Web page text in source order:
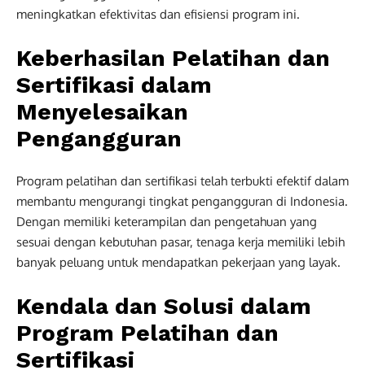
meningkatkan efektivitas dan efisiensi program ini.
Keberhasilan Pelatihan dan
Sertifikasi dalam
Menyelesaikan
Pengangguran
Program pelatihan dan sertifikasi telah terbukti efektif dalam
membantu mengurangi tingkat pengangguran di Indonesia.
Dengan memiliki keterampilan dan pengetahuan yang
sesuai dengan kebutuhan pasar, tenaga kerja memiliki lebih
banyak peluang untuk mendapatkan pekerjaan yang layak.
Kendala dan Solusi dalam
Program Pelatihan dan
Sertifikasi